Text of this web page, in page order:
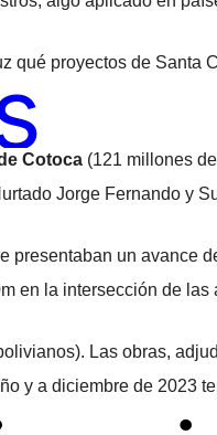
qué proyectos de Santa
Cotoca (121 millones
Jorge Fernando y
presentaban un avance
en la intersección de
Las obras,
y a diciembre de 2023